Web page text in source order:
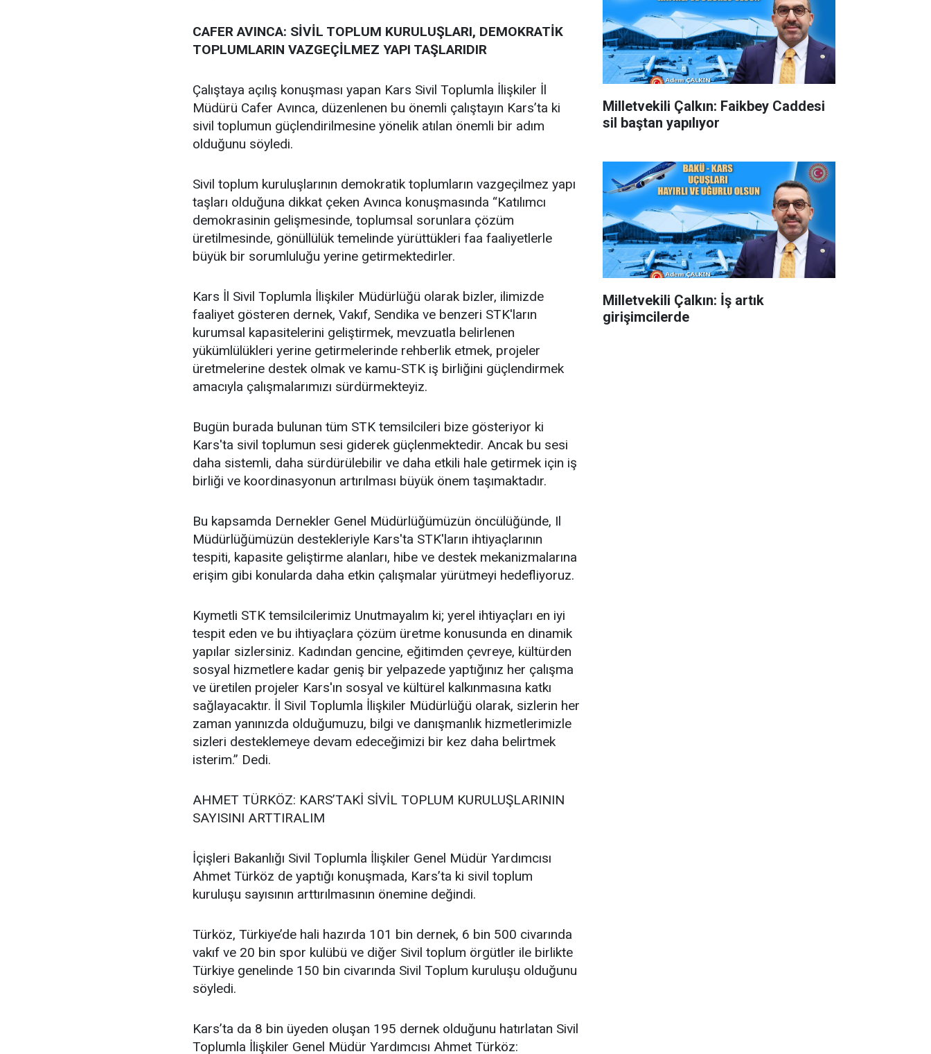
CAFER AVINCA: SİVİL TOPLUM KURULUŞLARI, DEMOKRATİK
TOPLUMLARIN VAZGEÇİLMEZ YAPI TAŞLARIDIR
Çalıştaya açılış konuşması yapan Kars Sivil Toplumla İlişkiler İl
Müdürü Cafer Avınca, düzenlenen bu önemli çalıştayın Kars’ta ki
sivil toplumun güçlendirilmesine yönelik atılan önemli bir adım
olduğunu söyledi.
Sivil toplum kuruluşlarının demokratik toplumların vazgeçilmez yapı
taşları olduğuna dikkat çeken Avınca konuşmasında “Katılımcı
demokrasinin gelişmesinde, toplumsal sorunlara çözüm
üretilmesinde, gönüllülük temelinde yürüttükleri faa faaliyetlerle
büyük bir sorumluluğu yerine getirmektedirler.
Kars İl Sivil Toplumla İlişkiler Müdürlüğü olarak bizler, ilimizde
faaliyet gösteren dernek, Vakıf, Sendika ve benzeri STK'ların
kurumsal kapasitelerini geliştirmek, mevzuatla belirlenen
yükümlülükleri yerine getirmelerinde rehberlik etmek, projeler
üretmelerine destek olmak ve kamu-STK iş birliğini güçlendirmek
amacıyla çalışmalarımızı sürdürmekteyiz.
Bugün burada bulunan tüm STK temsilcileri bize gösteriyor ki
Kars'ta sivil toplumun sesi giderek güçlenmektedir. Ancak bu sesi
daha sistemli, daha sürdürülebilir ve daha etkili hale getirmek için iş
birliği ve koordinasyonun artırılması büyük önem taşımaktadır.
Bu kapsamda Dernekler Genel Müdürlüğümüzün öncülüğünde, Il
Müdürlüğümüzün destekleriyle Kars'ta STK'ların ihtiyaçlarının
tespiti, kapasite geliştirme alanları, hibe ve destek mekanizmalarına
erişim gibi konularda daha etkin çalışmalar yürütmeyi hedefliyoruz.
Kıymetli STK temsilcilerimiz Unutmayalım ki; yerel ihtiyaçları en iyi
tespit eden ve bu ihtiyaçlara çözüm üretme konusunda en dinamik
yapılar sizlersiniz. Kadından gencine, eğitimden çevreye, kültürden
sosyal hizmetlere kadar geniş bir yelpazede yaptığınız her çalışma
ve üretilen projeler Kars'ın sosyal ve kültürel kalkınmasına katkı
sağlayacaktır. İl Sivil Toplumla İlişkiler Müdürlüğü olarak, sizlerin her
zaman yanınızda olduğumuzu, bilgi ve danışmanlık hizmetlerimizle
sizleri desteklemeye devam edeceğimizi bir kez daha belirtmek
isterim.” Dedi.
AHMET TÜRKÖZ: KARS’TAKİ SİVİL TOPLUM KURULUŞLARININ
SAYISINI ARTTIRALIM
İçişleri Bakanlığı Sivil Toplumla İlişkiler Genel Müdür Yardımcısı
Ahmet Türköz de yaptığı konuşmada, Kars’ta ki sivil toplum
kuruluşu sayısının arttırılmasının önemine değindi.
Türköz, Türkiye’de hali hazırda 101 bin dernek, 6 bin 500 civarında
vakıf ve 20 bin spor kulübü ve diğer Sivil toplum örgütler ile birlikte
Türkiye genelinde 150 bin civarında Sivil Toplum kuruluşu olduğunu
söyledi.
Kars’ta da 8 bin üyeden oluşan 195 dernek olduğunu hatırlatan Sivil
Toplumla İlişkiler Genel Müdür Yardımcısı Ahmet Türköz:
Milletvekili Çalkın: Faikbey Caddesi
sil baştan yapılıyor
Milletvekili Çalkın: İş artık
girişimcilerde